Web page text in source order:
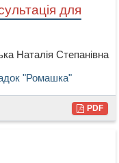
для
Наталія Степанівна
"Ромашка"
PDF